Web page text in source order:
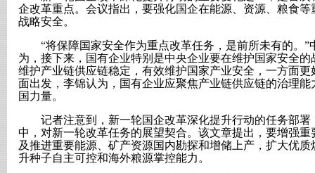
企改革重点。会议指出，要强化国企在能源、资源、粮食
战略安全。
“将保障国家安全作为重点改革任务，是前所未有的。”
为，接下来，国有企业特别是中央企业要在维护国家安全
维护产业链供应链稳定，有效维护国家产业安全，一方面
面出发，李锦认为，国有企业应聚焦产业链供应链的治理
国力量。
记者注意到，新一轮国企改革深化提升行动的任务部署
中，对新一轮改革任务的展望契合。该文章提出，要增强
及推进重要能源、矿产资源国内勘探和增储上产，扩大优
升种子自主可控和海外粮源掌控能力。